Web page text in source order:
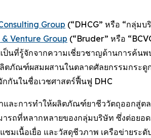
Group (“DHCG” หรือ “กลุ่ม
Venture Group (“Bruder” หรือ
นที่รู้จักจากความเชี่ยวชาญด้านการค้น
ภัณฑ์ผสมผสานในตลาดศัลยกรรมกระดู
กันในชื่อเวชศาสตร์ฟื้นฟู DHC
และการทำให้ผลิตภัณฑ์ยาชีววัตถุออกสู่ต
รถที่หลากหลายของกลุ่มบริษัท ซึ่งต่อยอ
มเนื้อเยื่อ และวัสดุชีวภาพ เครือข่ายระ